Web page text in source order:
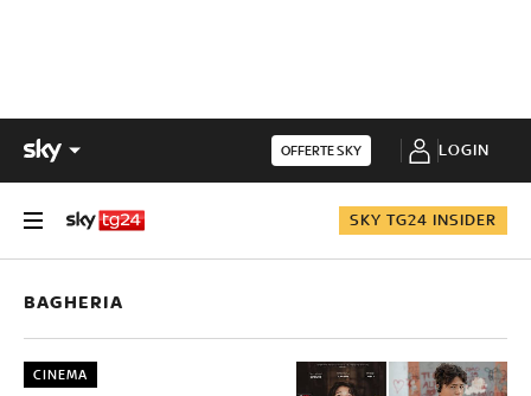
OFFERTE SKY LOGIN
SKY TG24 INSIDER
BAGHERIA
CINEMA